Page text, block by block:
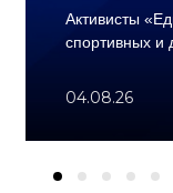
Активисты
спортивных и
04.08.26